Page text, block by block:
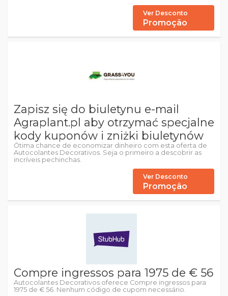
Ver Desconto
Promoção
Zapisz się do biuletynu e-mail
Agraplant.pl aby otrzymać specjalne
kody kuponów i zniżki biuletynów
Ótima chance de economizar dinheiro com esta oferta de
Autocolantes Decorativos. Seja o primeiro a descobrir as
incríveis pechinchas.
Ver Desconto
Promoção
Compre ingressos para 1975 de € 56
Autocolantes Decorativos oferece Compre ingressos para
1975 de € 56. Nenhum código de cupom necessário.